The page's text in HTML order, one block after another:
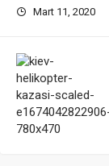
Mart 11, 2020